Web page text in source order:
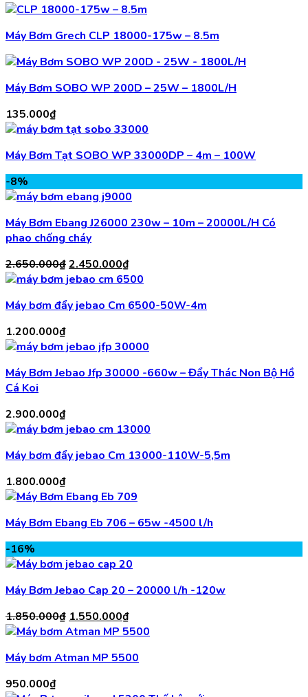
Máy Bơm Grech CLP 18000-175w – 8.5m
Máy Bơm SOBO WP 200D – 25W – 1800L/H
135.000₫
Máy Bơm Tạt SOBO WP 33000DP – 4m – 100W
-8%
Máy Bơm Ebang J26000 230w – 10m – 20000L/H Có
phao chống cháy
2.650.000₫Giá
gốc
2.650.000₫.
2.450.000₫Giá
hiện
là:
Máy bơm đẩy jebao Cm 6500-50W-4m
1.200.000₫
Máy Bơm Jebao Jfp 30000 -660w – Đẩy Thác Non Bộ Hồ
Cá Koi
2.900.000₫
Máy bơm đẩy jebao Cm 13000-110W-5,5m
1.800.000₫
Máy Bơm Ebang Eb 706 – 65w -4500 l/h
-16%
Máy Bơm Jebao Cap 20 – 20000 l/h -120w
1.850.000₫ Giá
gốc
1.850.000₫.
1.550.000₫Giá
hiện
là:
Máy bơm Atman MP 5500
950.000₫